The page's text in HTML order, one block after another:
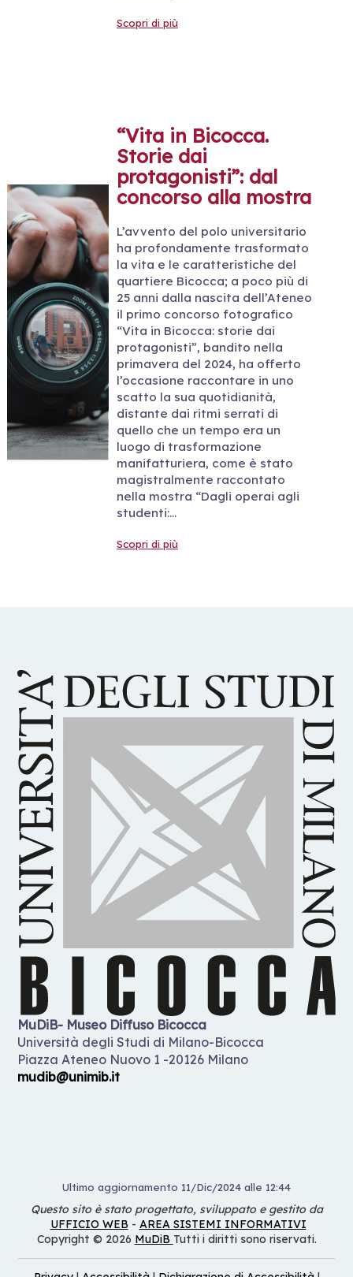
Scopri di più
“Vita in Bicocca.
Storie dai
protagonisti”: dal
concorso alla mostra
L’avvento del polo universitario
ha profondamente trasformato
la vita e le caratteristiche del
quartiere Bicocca; a poco più di
25 anni dalla nascita dell’Ateneo
il primo concorso fotografico
“Vita in Bicocca: storie dai
protagonisti”, bandito nella
primavera del 2024, ha offerto
l’occasione raccontare in uno
scatto la sua quotidianità,
distante dai ritmi serrati di
quello che un tempo era un
luogo di trasformazione
manifatturiera, come è stato
magistralmente raccontato
nella mostra “Dagli operai agli
studenti:…
Scopri di più
MuDiB- Museo Diffuso Bicocca
Università degli Studi di Milano-Bicocca
Piazza Ateneo Nuovo 1 -20126 Milano
mudib@unimib.it
Ultimo aggiornamento 11/Dic/2024 alle 12:44
Questo sito è stato progettato, sviluppato e gestito da
UFFICIO WEB - AREA SISTEMI INFORMATIVI
Copyright © 2026 MuDiB Tutti i diritti sono riservati.